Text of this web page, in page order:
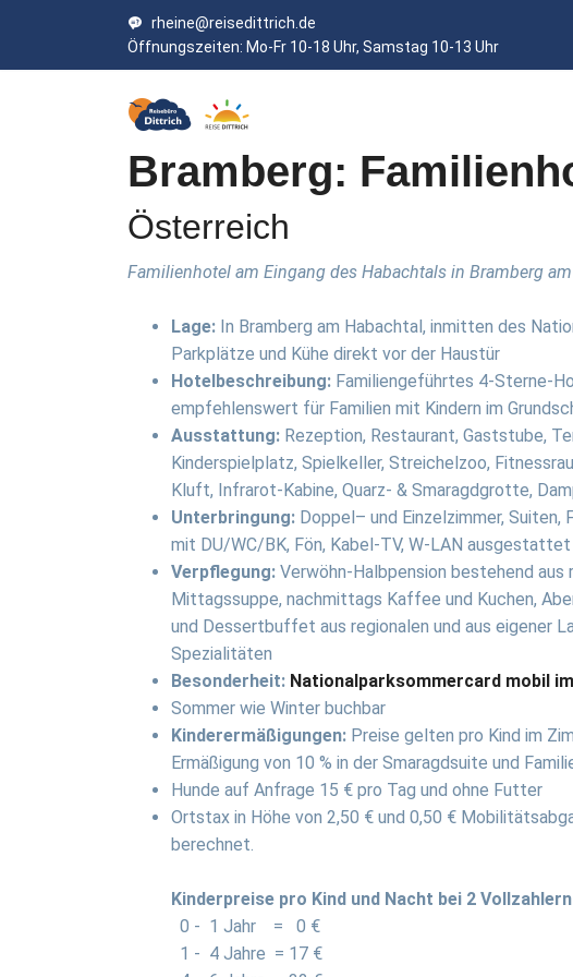
rheine@reisedittrich.de
Öffnungszeiten: Mo-Fr 10-18 Uhr, Samstag 10-13 Uhr
Bramberg:
Österreich
Familienhotel am Eingang des Habachtals in Bramberg
Lage: In Bramberg am Habachtal, inmitten des
Parkplätze und Kühe direkt vor der Haustür
Hotelbeschreibung: Familiengeführtes 4-Sterne-
empfehlenswert für Familien mit Kindern im
Ausstattung: Rezeption, Restaurant, Gaststube,
Kinderspielplatz, Spielkeller, Streichelzoo,
Kluft, Infrarot-Kabine, Quarz- & Smaragdgrotte,
Unterbringung: Doppel– und Einzelzimmer, Suiten,
mit DU/WC/BK, Fön, Kabel-TV, W-LAN ausgestattet
Verpflegung: Verwöhn-Halbpension bestehend
Mittagssuppe, nachmittags Kaffee und Kuchen,
und Dessertbuffet aus regionalen und aus eigener
Spezialitäten
Besonderheit: Nationalparksommercard mobil
Sommer wie Winter buchbar
Kinderermäßigungen: Preise gelten pro Kind im
Ermäßigung von 10 % in der Smaragdsuite und
Hunde auf Anfrage 15 € pro Tag und ohne Futter
Ortstax in Höhe von 2,50 € und 0,50 €
berechnet.
Kinderpreise pro Kind und Nacht bei 2 Vollzahlern
0 - 1 Jahr = 0 €
1 - 4 Jahre = 17 €